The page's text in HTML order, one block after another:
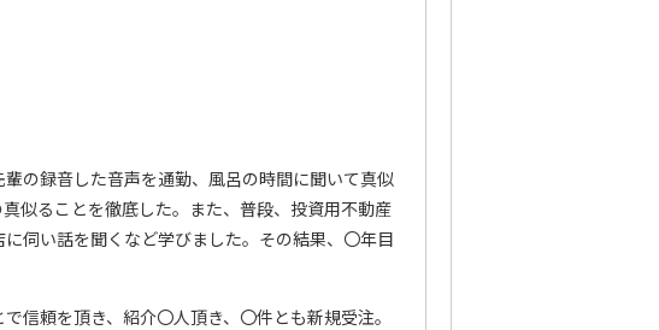
の録音した音声を通勤、風呂の時間に聞いて真似
似ることを徹底した。また、普段、投資用不動産
伺い話を聞くなど学びました。その結果、〇年目
信頼を頂き、紹介〇人頂き、〇件とも新規受注。